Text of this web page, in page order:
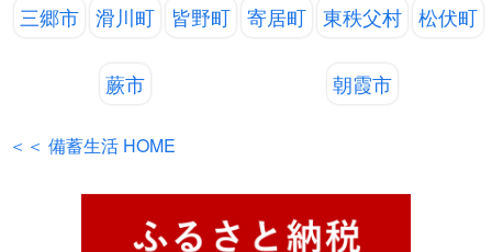
三郷市 滑川町 皆野町 寄居町 東秩父村 松伏町
蕨市 朝霞市
＜＜ 備蓄生活 HOME